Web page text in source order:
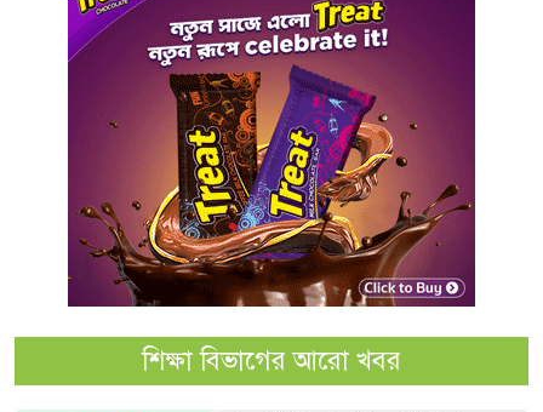
শিক্ষা বিভাগের আরো খবর